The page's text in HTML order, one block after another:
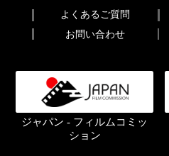
よくあるご質問
お問い合わせ
ジャパン - フィルムコミッ
ション